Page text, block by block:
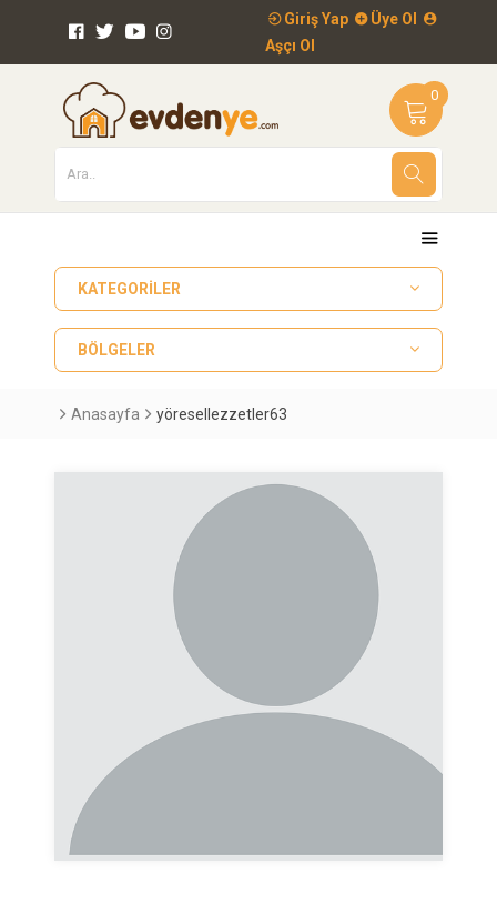
Giriş Yap
Üye Ol
Aşçı Ol
0
KATEGORILER
BÖLGELER
Anasayfa yöresellezzetler63